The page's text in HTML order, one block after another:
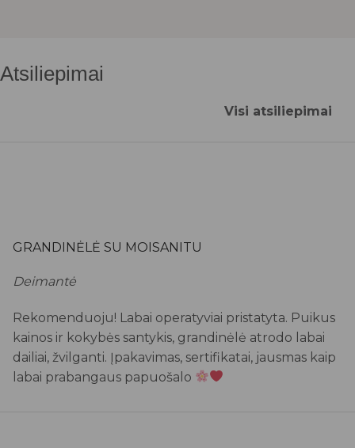
Atsiliepimai
Visi atsiliepimai
GRANDINĖLĖ SU MOISANITU
Deimantė
Rekomenduoju! Labai operatyviai pristatyta. Puikus
kainos ir kokybės santykis, grandinėlė atrodo labai
dailiai, žvilganti. Įpakavimas, sertifikatai, jausmas kaip
labai prabangaus papuošalo